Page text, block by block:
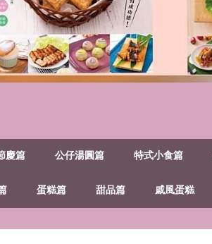
慶篇 公仔湯圓篇 特式小食篇
蛋糕篇 甜品篇 戚風蛋糕